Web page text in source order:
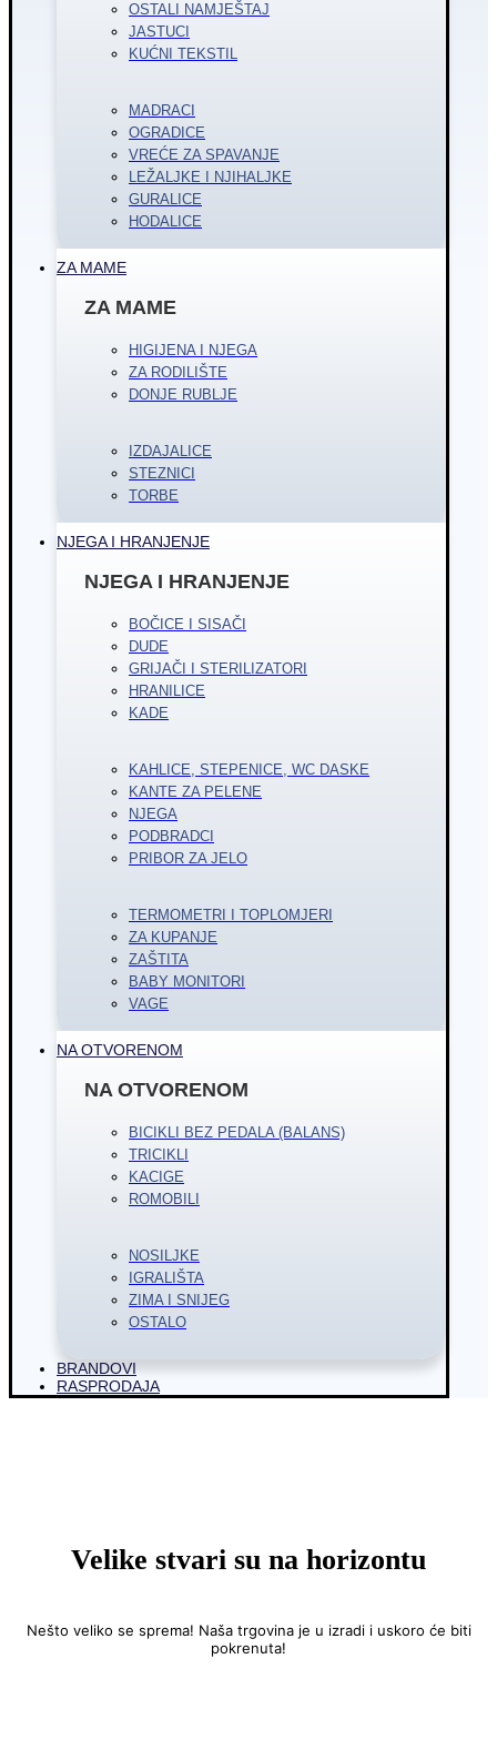
OSTALI NAMJEŠTAJ
JASTUCI
KUĆNI TEKSTIL
MADRACI
OGRADICE
VREĆE ZA SPAVANJE
LEŽALJKE I NJIHALJKE
GURALICE
HODALICE
ZA MAME
ZA MAME
HIGIJENA I NJEGA
ZA RODILIŠTE
DONJE RUBLJE
IZDAJALICE
STEZNICI
TORBE
NJEGA I HRANJENJE
NJEGA I HRANJENJE
BOČICE I SISAČI
DUDE
GRIJAČI I STERILIZATORI
HRANILICE
KADE
KAHLICE, STEPENICE, WC DASKE
KANTE ZA PELENE
NJEGA
PODBRADCI
PRIBOR ZA JELO
TERMOMETRI I TOPLOMJERI
ZA KUPANJE
ZAŠTITA
BABY MONITORI
VAGE
NA OTVORENOM
NA OTVORENOM
BICIKLI BEZ PEDALA (BALANS)
TRICIKLI
KACIGE
ROMOBILI
NOSILJKE
IGRALIŠTA
ZIMA I SNIJEG
OSTALO
BRANDOVI
RASPRODAJA
Velike stvari su na horizontu
Nešto veliko se sprema! Naša trgovina je u izradi i uskoro će biti
pokrenuta!